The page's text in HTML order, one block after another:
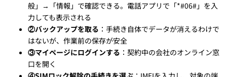
般」→「情報」で確認できる。電話アプリで「*#06#」を入
力しても表示される
②バックアップを取る ：手続き自体でデータが消えるわけで
はないが、作業前の保存が安全
③マイページにログインする ：契約中の会社のオンライン窓
口を開く